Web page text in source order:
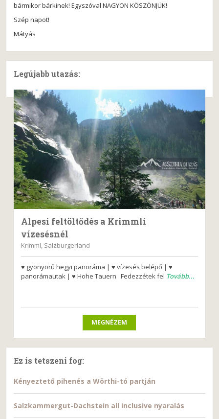
bármikor bárkinek! Egyszóval NAGYON KÖSZÖNJÜK!
Szép napot!
Mátyás
Legújabb utazás:
Alpesi feltöltődés a Krimmli
vízesésnél
Krimml, Salzburgerland
♥ gyönyörű hegyi panoráma | ♥ vízesés belépő | ♥
panorámautak | ♥ Hohe Tauern Fedezzétek fel Tovább...
MEGNÉZEM
Ez is tetszeni fog:
Kényeztető pihenés a Wörthi-tó partján
Salzkammergut-Dachstein all inclusive nyaralás